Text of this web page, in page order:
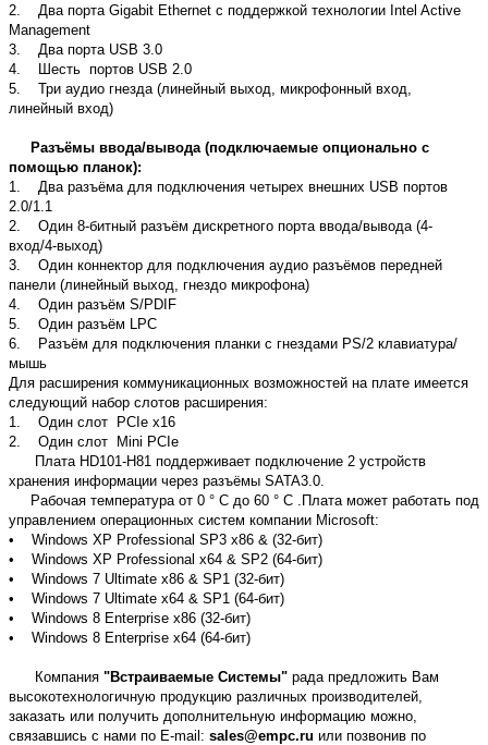
2. Два порта Gigabit Ethernet с поддержкой технологии Intel Active
Management
3. Два порта USB 3.0
4. Шесть портов USB 2.0
5. Три аудио гнезда (линейный выход, микрофонный вход,
линейный вход)
Разъёмы ввода/вывода (подключаемые опционально с
помощью планок):
1. Два разъёма для подключения четырех внешних USB портов
2.0/1.1
2. Один 8-битный разъём дискретного порта ввода/вывода (4-
вход/4-выход)
3. Один коннектор для подключения аудио разъёмов передней
панели (линейный выход, гнездо микрофона)
4. Один разъём S/PDIF
5. Один разъём LPC
6. Разъём для подключения планки с гнездами PS/2 клавиатура/
мышь
Для расширения коммуникационных возможностей на плате имеется
следующий набор слотов расширения:
1. Один слот PCIe x16
2. Один слот Mini PCIe
Плата HD101-H81 поддерживает подключение 2 устройств
хранения информации через разъёмы SATA3.0.
Рабочая температура от 0 ° C до 60 ° C .Плата может работать под
управлением операционных систем компании Microsoft:
• Windows XP Professional SP3 x86 & (32-бит)
• Windows XP Professional x64 & SP2 (64-бит)
• Windows 7 Ultimate x86 & SP1 (32-бит)
• Windows 7 Ultimate x64 & SP1 (64-бит)
• Windows 8 Enterprise x86 (32-бит)
• Windows 8 Enterprise x64 (64-бит)
Компания "Встраиваемые Системы" рада предложить Вам
высокотехнологичную продукцию различных производителей,
заказать или получить дополнительную информацию можно,
связавшись с нами по E-mail: sales@empc.ru или позвонив по